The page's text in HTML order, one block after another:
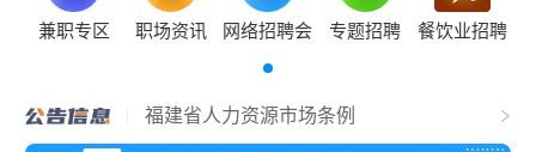
兼职专区 职场资讯 网络招聘会 专题招聘 餐饮业招聘
福清市事业单位公开招聘工作人员（含参
聘和控制数人员）的公告
福建省人力资源市场条例
关于拟认定2025年福清市第二批吸纳重点